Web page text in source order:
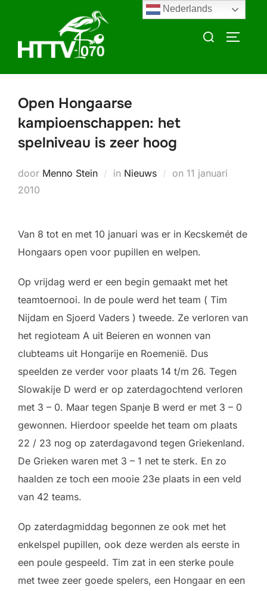
inhoud
Zoek
Open Hongaarse
kampioenschappen: het
spelniveau is zeer hoog
door Menno Stein in Nieuws on Geplaatst
11 januari
2010
Van 8 tot en met 10 januari was er in Kecskemét de
Hongaars open voor pupillen en welpen.
Op vrijdag werd er een begin gemaakt met het
teamtoernooi. In de poule werd het team ( Tim
Nijdam en Sjoerd Vaders ) tweede. Ze verloren van
het regioteam A uit Beieren en wonnen van
clubteams uit Hongarije en Roemenië. Dus
speelden ze verder voor plaats 14 t/m 26. Tegen
Slowakije D werd er op zaterdagochtend verloren
met 3 – 0. Maar tegen Spanje B werd er met 3 – 0
gewonnen. Hierdoor speelde het team om plaats
22 / 23 nog op zaterdagavond tegen Griekenland.
De Grieken waren met 3 – 1 net te sterk. En zo
haalden ze toch een mooie 23e plaats in een veld
van 42 teams.
Op zaterdagmiddag begonnen ze ook met het
enkelspel pupillen, ook deze werden als eerste in
een poule gespeeld. Tim zat in een sterke poule
met twee zeer goede spelers, een Hongaar en een
Nederlands